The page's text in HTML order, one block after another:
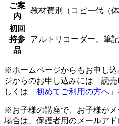
ご案
内
教材費別（コピー代（
初回
持参
品
アルトリコーダー、筆
※ホームページからもお申し
ジからのお申し込みには「読
しくは 「初めてご利用の方へ」
※お子様の講座で、お子様が
場合は、保護者用のメールア